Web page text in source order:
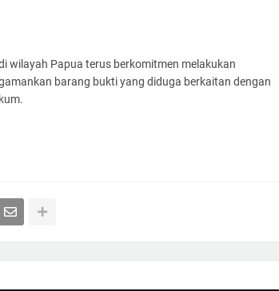
wilayah Papua terus berkomitmen melakukan
barang bukti yang diduga berkaitan dengan